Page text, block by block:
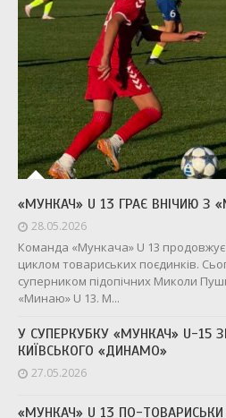
«МУНКАЧ» U 13 ГРАЄ ВНІЧИЮ З
28.05.2026
Команда «Мункача» U 13
циклом товариських поєдинків.
суперником підопічних Миколи
«Минаю» U 13. М...
У СУПЕРКУБКУ «МУНКАЧ» U-15
КИЇВСЬКОГО «ДИНАМО»
27.05.2026
«МУНКАЧ» U 13 ПО-